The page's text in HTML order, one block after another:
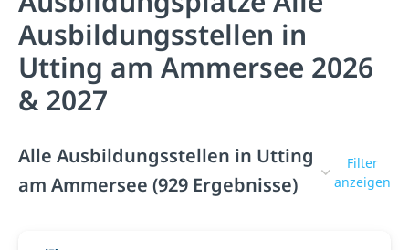
Ausbildungsstellen in
Utting am Ammersee 2026
& 2027
Alle Ausbildungsstellen in Utting
am Ammersee (929 Ergebnisse)
Filter
anzeigen